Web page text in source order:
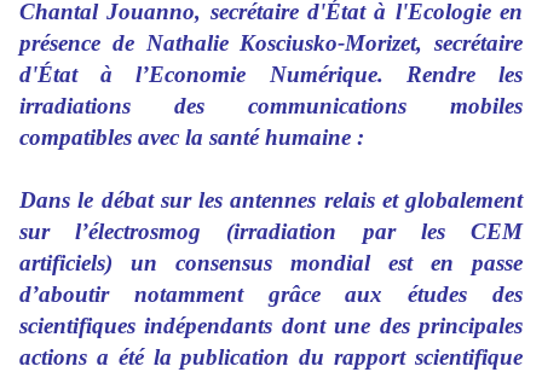
Chantal Jouanno, secrétaire d'État à l'Ecologie en
présence de Nathalie Kosciusko-Morizet, secrétaire
d'État à l’Economie Numérique. Rendre les
irradiations des communications mobiles
compatibles avec la santé humaine :
Dans le débat sur les antennes relais et globalement
sur l’électrosmog (irradiation par les CEM
artificiels) un consensus mondial est en passe
d’aboutir notamment grâce aux études des
scientifiques indépendants dont une des principales
actions a été la publication du rapport scientifique